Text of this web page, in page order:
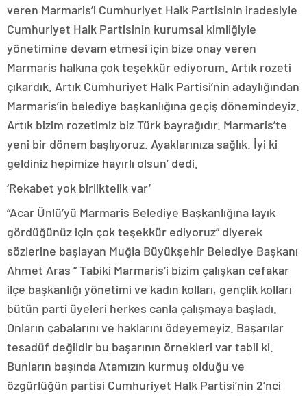
veren Marmaris’i Cumhuriyet Halk Partisinin iradesiyle
Cumhuriyet Halk Partisinin kurumsal kimliğiyle
yönetimine devam etmesi için bize onay veren
Marmaris halkına çok teşekkür ediyorum. Artık rozeti
çıkardık. Artık Cumhuriyet Halk Partisi’nin adaylığından
Marmaris’in belediye başkanlığına geçiş dönemindeyiz.
Artık bizim rozetimiz biz Türk bayrağıdır. Marmaris’te
yeni bir dönem başlıyoruz. Ayaklarınıza sağlık. İyi ki
geldiniz hepimize hayırlı olsun’ dedi.
‘Rekabet yok birliktelik var’
“Acar Ünlü’yü Marmaris Belediye Başkanlığına layık
gördüğünüz için çok teşekkür ediyoruz” diyerek
sözlerine başlayan Muğla Büyükşehir Belediye Başkanı
Ahmet Aras ” Tabiki Marmaris’i bizim çalışkan cefakar
ilçe başkanlığı yönetimi ve kadın kolları, gençlik kolları
bütün parti üyeleri herkes canla çalışmaya başladı.
Onların çabalarını ve haklarını ödeyemeyiz. Başarılar
tesadüf değildir bu başarının örnekleri var tabii ki.
Bunların başında Atamızın kurmuş olduğu ve
özgürlüğün partisi Cumhuriyet Halk Partisi’nin 2’nci